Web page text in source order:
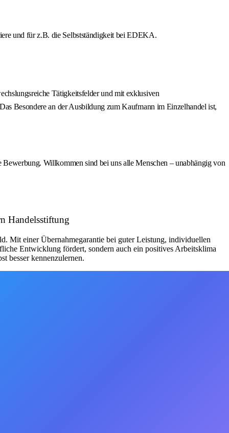
und für z.B. die Selbstständigkeit bei EDEKA.
Tätigkeitsfelder und mit exklusiven
Besondere an der Ausbildung zum Kaufmann im Einzelhandel ist,
Willkommen sind bei uns alle Menschen – unabhängig von
Handelsstiftung
Mit einer Übernahmegarantie bei guter Leistung, individuellen
Entwicklung fördert, sondern auch ein positives Arbeitsklima
besser kennenzulernen.